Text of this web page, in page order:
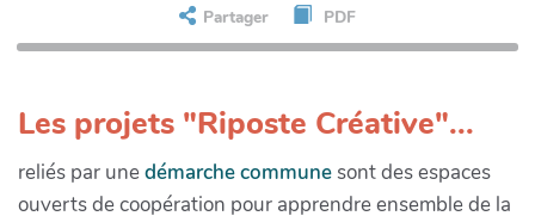
Partager
PDF